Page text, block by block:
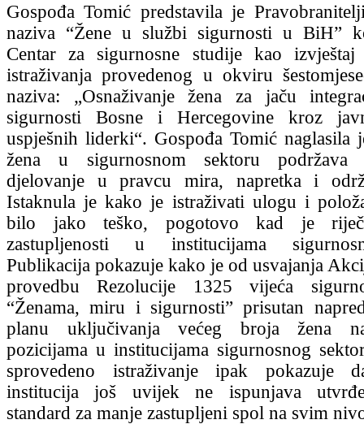
Gospođa Tomić predstavila je
naziva “Žene u službi sigurnosti u BiH”
Centar za sigurnosne studije kao
istraživanja provedenog u okviru
naziva: „Osnaživanje žena za jaču
sigurnosti Bosne i Hercegovine kroz
uspješnih liderki“. Gospođa Tomić naglasila
žena u sigurnosnom sektoru podržava
djelovanje u pravcu mira, napretka i
Istaknula je kako je istraživati ulogu i
bilo jako teško, pogotovo kad je
zastupljenosti u institucijama
Publikacija pokazuje kako je od usvajanja
provedbu Rezolucije 1325 vijeća
“Ženama, miru i sigurnosti” prisutan
planu uključivanja većeg broja žena
pozicijama u institucijama sigurnosnog
sprovedeno istraživanje ipak pokazuje
institucija još uvijek ne ispunjava
standard za manje zastupljeni spol na svim